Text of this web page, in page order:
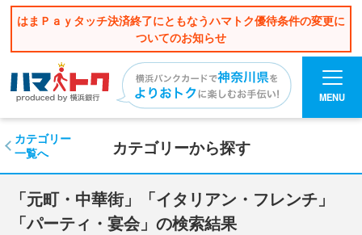
はまＰａｙタッチ決済終了にともなうハマトク優待条件の変更に
ついてのお知らせ
MENU
カテゴリーから探す
カテゴリー
一覧へ
「元町・中華街」「イタリアン・フレンチ」
「パーティ・宴会」の検索結果